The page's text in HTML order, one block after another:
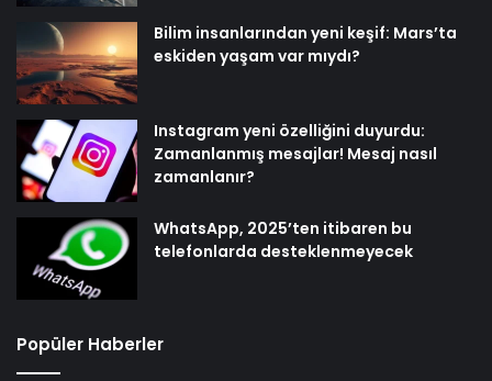
Bilim insanlarından yeni keşif: Mars’ta
eskiden yaşam var mıydı?
Instagram yeni özelliğini duyurdu:
Zamanlanmış mesajlar! Mesaj nasıl
zamanlanır?
WhatsApp, 2025’ten itibaren bu
telefonlarda desteklenmeyecek
Popüler Haberler